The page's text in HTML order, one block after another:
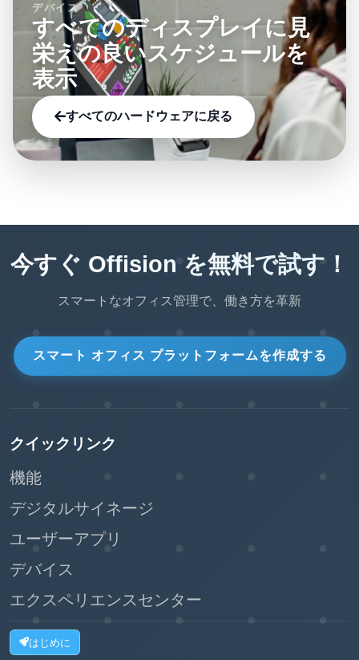
デバイス
すべてのディスプレイに見
栄えの良いスケジュールを
表示
すべてのハードウェアに戻る
今すぐ Offision を無料で試す！
スマートなオフィス管理で、働き方を革新
スマート オフィス プラットフォームを作成する
クイックリンク
機能
デジタルサイネージ
ユーザーアプリ
デバイス
エクスペリエンスセンター
はじめに